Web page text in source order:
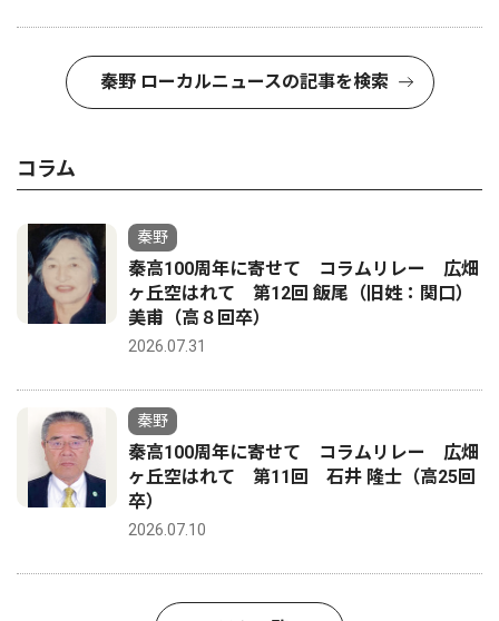
秦野 ローカルニュースの記事を検索
コラム
秦野
秦高100周年に寄せて コラムリレー 広畑
ヶ丘空はれて 第12回 飯尾（旧姓：関口）
美甫（高８回卒）
2026.07.31
秦野
秦高100周年に寄せて コラムリレー 広畑
ヶ丘空はれて 第11回 石井 隆士（高25回
卒）
2026.07.10